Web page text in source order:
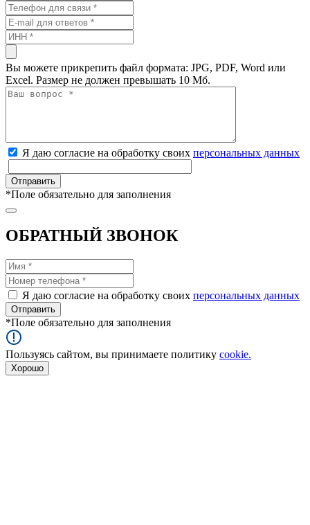
Вы можете прикрепить файл формата: JPG, PDF, Word или
Excel. Размер не должен превышать 10 Мб.
Я даю согласие на обработку своих персональных данных
*Поле обязательно для заполнения
ОБРАТНЫЙ ЗВОНОК
Я даю согласие на обработку своих персональных данных
*Поле обязательно для заполнения
Пользуясь сайтом, вы принимаете политику cookie.
Хорошо